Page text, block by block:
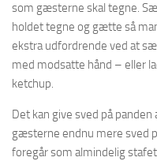
som gæsterne skal tegne.
holdet tegne og gætte så
ekstra udfordrende ved at
med modsatte hånd – eller
ketchup.
Det kan give sved på
gæsterne endnu mere sved
foregår som almindelig